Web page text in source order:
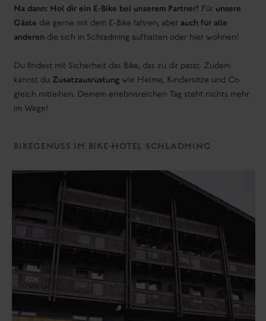
Na dann: Hol dir ein E-Bike bei unserem Partner! Für unsere
Gäste die gerne mit dem E-Bike fahren, aber auch für alle
anderen die sich in Schladming aufhalten oder hier wohnen!
Du findest mit Sicherheit das Bike, das zu dir passt. Zudem
kannst du Zusatzausrüstung wie Helme, Kindersitze und Co
gleich mitleihen. Deinem erlebnisreichen Tag steht nichts mehr
im Wege!
BIKEGENUSS IM BIKE-HOTEL SCHLADMING